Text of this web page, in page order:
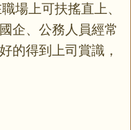
場上可扶搖直上、
企、公務人員經常
的得到上司賞識，